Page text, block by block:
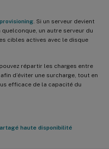
. Si un serveur devient
un autre serveur du
cibles actives avec le disque
répartir les charges entre
d’éviter une surcharge, tout en
efficace de la capacité du
haute disponibilité